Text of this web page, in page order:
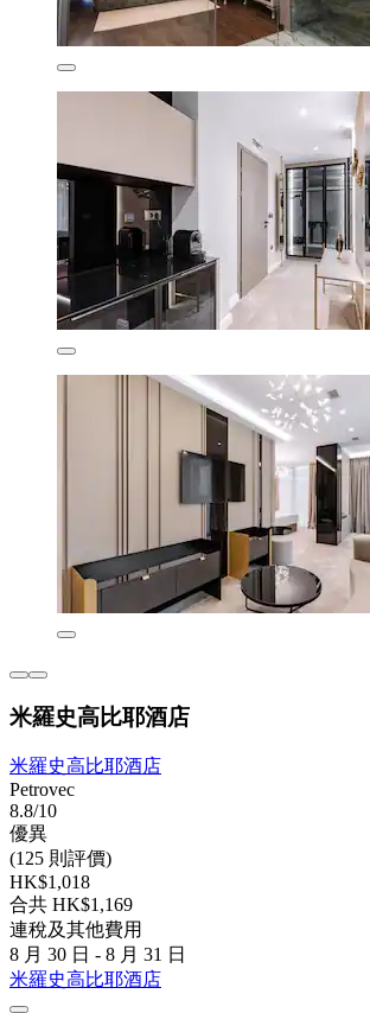
米羅史高比耶酒店
米羅史高比耶酒店
Petrovec
8.8/10
優異
(125 則評價)
HK$1,018
合共 HK$1,169
連稅及其他費用
8 月 30 日 - 8 月 31 日
米羅史高比耶酒店